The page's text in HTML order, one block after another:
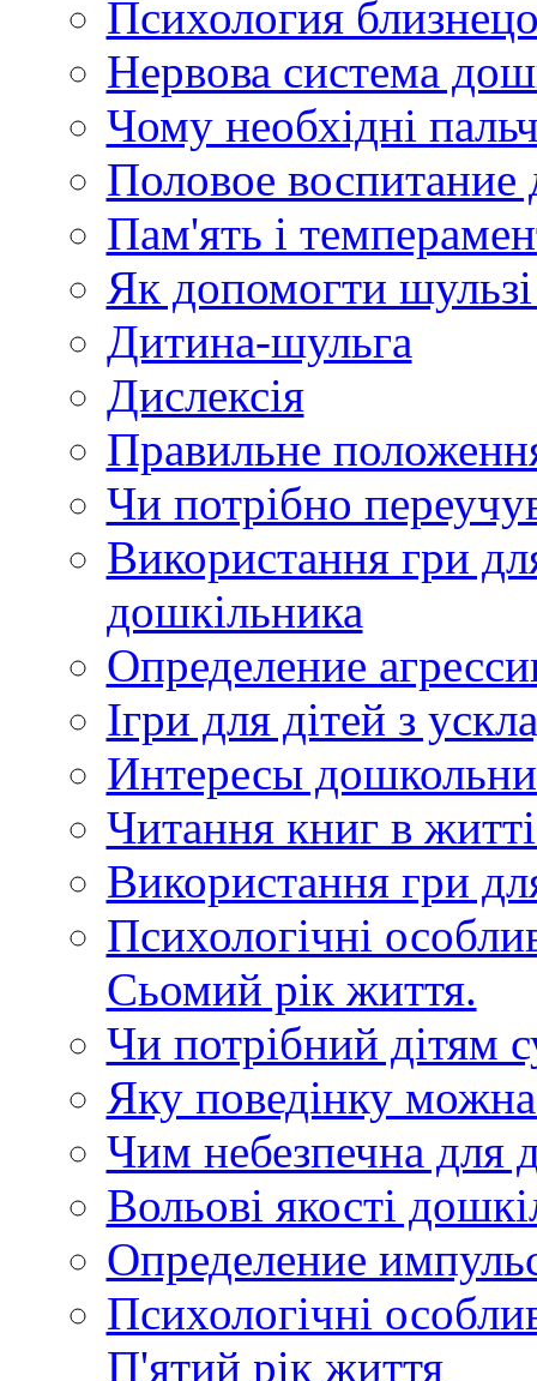
Психология
Нервова система
Чому необхідні
Половое воспитание
Пам'ять і
Як допомогти шульзі
Дитина-шульга
Дислексія
Правильне
Чи потрібно
Використання гри
дошкільника
Определение
Ігри для дітей з
Интересы
Читання книг в
Використання гри
Психологічні
Сьомий рік життя.
Чи потрібний дітям
Яку поведінку
Чим небезпечна для
Вольові якості
Определение
Психологічні
П'ятий рік життя